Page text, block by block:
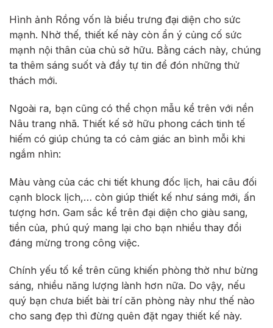
Hình ảnh Rồng vốn là biểu trưng đại diện cho sức
mạnh. Nhờ thế, thiết kế này còn ẩn ý củng cố sức
mạnh nội thân của chủ sở hữu. Bằng cách này, chúng
ta thêm sáng suốt và đầy tự tin để đón những thử
thách mới.
Ngoài ra, bạn cũng có thể chọn mẫu kể trên với nền
Nâu trang nhã. Thiết kế sở hữu phong cách tinh tế
hiếm có giúp chúng ta có cảm giác an bình mỗi khi
ngắm nhìn:
Màu vàng của các chi tiết khung đốc lịch, hai câu đối
cạnh block lịch,… còn giúp thiết kế như sáng mới, ấn
tượng hơn. Gam sắc kể trên đại diện cho giàu sang,
tiền của, phú quý mang lại cho bạn nhiều thay đổi
đáng mừng trong công việc.
Chính yếu tố kể trên cũng khiến phòng thờ như bừng
sáng, nhiều năng lượng lành hơn nữa. Do vậy, nếu
quý bạn chưa biết bài trí căn phòng này như thế nào
cho sang đẹp thì đừng quên đặt ngay thiết kế này.